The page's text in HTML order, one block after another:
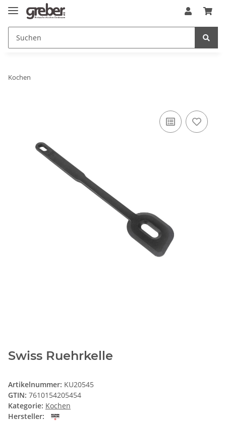
Kochen
Swiss Ruehrkelle
Artikelnummer: KU20545
GTIN: 7610154205454
Kategorie: Kochen
Hersteller: